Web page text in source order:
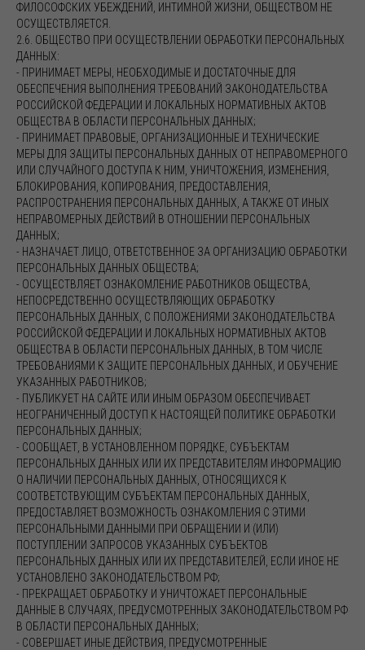
ФИЛОСОФСКИХ УБЕЖДЕНИЙ, ИНТИМНОЙ ЖИЗНИ, ОБЩЕСТВОМ НЕ
ОСУЩЕСТВЛЯЕТСЯ.
2.6. ОБЩЕСТВО ПРИ ОСУЩЕСТВЛЕНИИ ОБРАБОТКИ ПЕРСОНАЛЬНЫХ
ДАННЫХ:
- ПРИНИМАЕТ МЕРЫ, НЕОБХОДИМЫЕ И ДОСТАТОЧНЫЕ ДЛЯ
ОБЕСПЕЧЕНИЯ ВЫПОЛНЕНИЯ ТРЕБОВАНИЙ ЗАКОНОДАТЕЛЬСТВА
РОССИЙСКОЙ ФЕДЕРАЦИИ И ЛОКАЛЬНЫХ НОРМАТИВНЫХ АКТОВ
ОБЩЕСТВА В ОБЛАСТИ ПЕРСОНАЛЬНЫХ ДАННЫХ;
- ПРИНИМАЕТ ПРАВОВЫЕ, ОРГАНИЗАЦИОННЫЕ И ТЕХНИЧЕСКИЕ
МЕРЫ ДЛЯ ЗАЩИТЫ ПЕРСОНАЛЬНЫХ ДАННЫХ ОТ НЕПРАВОМЕРНОГО
ИЛИ СЛУЧАЙНОГО ДОСТУПА К НИМ, УНИЧТОЖЕНИЯ, ИЗМЕНЕНИЯ,
БЛОКИРОВАНИЯ, КОПИРОВАНИЯ, ПРЕДОСТАВЛЕНИЯ,
РАСПРОСТРАНЕНИЯ ПЕРСОНАЛЬНЫХ ДАННЫХ, А ТАКЖЕ ОТ ИНЫХ
НЕПРАВОМЕРНЫХ ДЕЙСТВИЙ В ОТНОШЕНИИ ПЕРСОНАЛЬНЫХ
ДАННЫХ;
- НАЗНАЧАЕТ ЛИЦО, ОТВЕТСТВЕННОЕ ЗА ОРГАНИЗАЦИЮ ОБРАБОТКИ
ПЕРСОНАЛЬНЫХ ДАННЫХ ОБЩЕСТВА;
- ОСУЩЕСТВЛЯЕТ ОЗНАКОМЛЕНИЕ РАБОТНИКОВ ОБЩЕСТВА,
НЕПОСРЕДСТВЕННО ОСУЩЕСТВЛЯЮЩИХ ОБРАБОТКУ
ПЕРСОНАЛЬНЫХ ДАННЫХ, С ПОЛОЖЕНИЯМИ ЗАКОНОДАТЕЛЬСТВА
РОССИЙСКОЙ ФЕДЕРАЦИИ И ЛОКАЛЬНЫХ НОРМАТИВНЫХ АКТОВ
ОБЩЕСТВА В ОБЛАСТИ ПЕРСОНАЛЬНЫХ ДАННЫХ, В ТОМ ЧИСЛЕ
ТРЕБОВАНИЯМИ К ЗАЩИТЕ ПЕРСОНАЛЬНЫХ ДАННЫХ, И ОБУЧЕНИЕ
УКАЗАННЫХ РАБОТНИКОВ;
- ПУБЛИКУЕТ НА САЙТЕ ИЛИ ИНЫМ ОБРАЗОМ ОБЕСПЕЧИВАЕТ
НЕОГРАНИЧЕННЫЙ ДОСТУП К НАСТОЯЩЕЙ ПОЛИТИКЕ ОБРАБОТКИ
ПЕРСОНАЛЬНЫХ ДАННЫХ;
- СООБЩАЕТ, В УСТАНОВЛЕННОМ ПОРЯДКЕ, СУБЪЕКТАМ
ПЕРСОНАЛЬНЫХ ДАННЫХ ИЛИ ИХ ПРЕДСТАВИТЕЛЯМ ИНФОРМАЦИЮ
О НАЛИЧИИ ПЕРСОНАЛЬНЫХ ДАННЫХ, ОТНОСЯЩИХСЯ К
СООТВЕТСТВУЮЩИМ СУБЪЕКТАМ ПЕРСОНАЛЬНЫХ ДАННЫХ,
ПРЕДОСТАВЛЯЕТ ВОЗМОЖНОСТЬ ОЗНАКОМЛЕНИЯ С ЭТИМИ
ПЕРСОНАЛЬНЫМИ ДАННЫМИ ПРИ ОБРАЩЕНИИ И (ИЛИ)
ПОСТУПЛЕНИИ ЗАПРОСОВ УКАЗАННЫХ СУБЪЕКТОВ
ПЕРСОНАЛЬНЫХ ДАННЫХ ИЛИ ИХ ПРЕДСТАВИТЕЛЕЙ, ЕСЛИ ИНОЕ НЕ
УСТАНОВЛЕНО ЗАКОНОДАТЕЛЬСТВОМ РФ;
- ПРЕКРАЩАЕТ ОБРАБОТКУ И УНИЧТОЖАЕТ ПЕРСОНАЛЬНЫЕ
ДАННЫЕ В СЛУЧАЯХ, ПРЕДУСМОТРЕННЫХ ЗАКОНОДАТЕЛЬСТВОМ РФ
В ОБЛАСТИ ПЕРСОНАЛЬНЫХ ДАННЫХ;
- СОВЕРШАЕТ ИНЫЕ ДЕЙСТВИЯ, ПРЕДУСМОТРЕННЫЕ